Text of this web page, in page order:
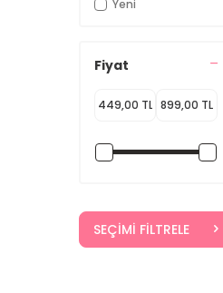
Süper Fiyatlar
Yeni
Fiyat
SEÇIMI FILTRELE